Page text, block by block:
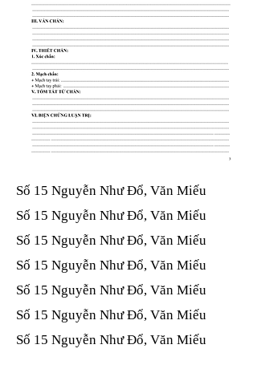
Số 15 Nguyễn Như Đổ, Văn Miếu​​​​
Số 15 Nguyễn Như Đổ, Văn Miếu​​​​
Số 15 Nguyễn Như Đổ, Văn Miếu​​​​
Số 15 Nguyễn Như Đổ, Văn Miếu​​​​
Số 15 Nguyễn Như Đổ, Văn Miếu​​​​
Số 15 Nguyễn Như Đổ, Văn Miếu​​​​
Số 15 Nguyễn Như Đổ, Văn Miếu​​​​